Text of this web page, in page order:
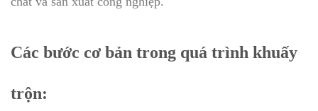
Các bước cơ bản trong quá trình khuấy
trộn: